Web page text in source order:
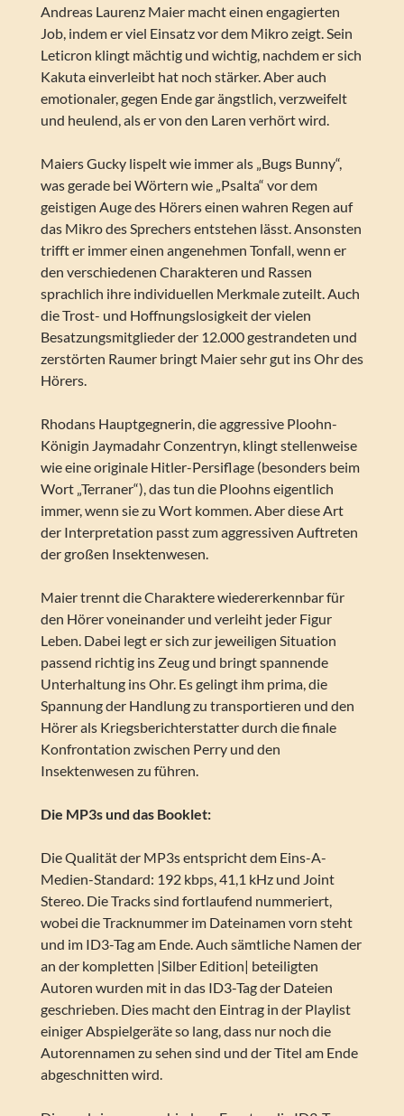
Andreas Laurenz Maier macht einen engagierten
Job, indem er viel Einsatz vor dem Mikro zeigt. Sein
Leticron klingt mächtig und wichtig, nachdem er sich
Kakuta einverleibt hat noch stärker. Aber auch
emotionaler, gegen Ende gar ängstlich, verzweifelt
und heulend, als er von den Laren verhört wird.
Maiers Gucky lispelt wie immer als „Bugs Bunny“,
was gerade bei Wörtern wie „Psalta“ vor dem
geistigen Auge des Hörers einen wahren Regen auf
das Mikro des Sprechers entstehen lässt. Ansonsten
trifft er immer einen angenehmen Tonfall, wenn er
den verschiedenen Charakteren und Rassen
sprachlich ihre individuellen Merkmale zuteilt. Auch
die Trost- und Hoffnungslosigkeit der vielen
Besatzungsmitglieder der 12.000 gestrandeten und
zerstörten Raumer bringt Maier sehr gut ins Ohr des
Hörers.
Rhodans Hauptgegnerin, die aggressive Ploohn-
Königin Jaymadahr Conzentryn, klingt stellenweise
wie eine originale Hitler-Persiflage (besonders beim
Wort „Terraner“), das tun die Ploohns eigentlich
immer, wenn sie zu Wort kommen. Aber diese Art
der Interpretation passt zum aggressiven Auftreten
der großen Insektenwesen.
Maier trennt die Charaktere wiedererkennbar für
den Hörer voneinander und verleiht jeder Figur
Leben. Dabei legt er sich zur jeweiligen Situation
passend richtig ins Zeug und bringt spannende
Unterhaltung ins Ohr. Es gelingt ihm prima, die
Spannung der Handlung zu transportieren und den
Hörer als Kriegsberichterstatter durch die finale
Konfrontation zwischen Perry und den
Insektenwesen zu führen.
Die MP3s und das Booklet:
Die Qualität der MP3s entspricht dem Eins-A-
Medien-Standard: 192 kbps, 41,1 kHz und Joint
Stereo. Die Tracks sind fortlaufend nummeriert,
wobei die Tracknummer im Dateinamen vorn steht
und im ID3-Tag am Ende. Auch sämtliche Namen der
an der kompletten |Silber Edition| beteiligten
Autoren wurden mit in das ID3-Tag der Dateien
geschrieben. Dies macht den Eintrag in der Playlist
einiger Abspielgeräte so lang, dass nur noch die
Autorennamen zu sehen sind und der Titel am Ende
abgeschnitten wird.